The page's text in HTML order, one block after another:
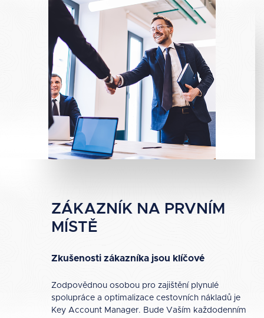
ZÁKAZNÍK NA PRVNÍM
MÍSTĚ
Zkušenosti zákazníka jsou klíčové
Zodpovědnou osobou pro zajištění plynulé
spolupráce a optimalizace cestovních nákladů je
Key Account Manager. Bude Vaším každodenním